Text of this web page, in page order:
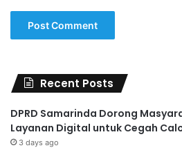
Recent Posts
DPRD Samarinda Dorong
Layanan Digital untuk Cegah
3 days ago